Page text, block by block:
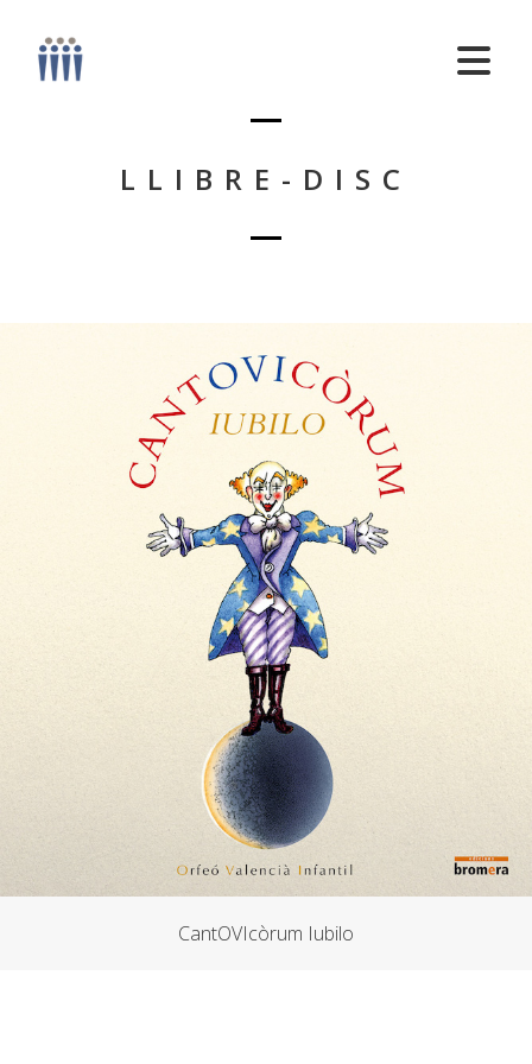
LLIBRE-DISC
CantOVIcòrum Iubilo